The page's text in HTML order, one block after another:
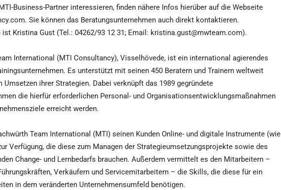
Business-Partner interessieren, finden nähere Infos hierüber auf die Webseite
Sie können das Beratungsunternehmen auch direkt kontaktieren.
Kristina Gust (Tel.: 04262/93 12 31; Email: kristina.gust@mwteam.com).
International (MTI Consultancy), Visselhövede, ist ein international agierendes
Es unterstützt mit seinen 450 Beratern und Trainern weltweit
Umsetzen ihrer Strategien. Dabei verknüpft das 1989 gegründete
die hierfür erforderlichen Personal- und Organisationsentwicklungsmaßnahmen
erreicht werden.
Team International (MTI) seinen Kunden Online- und digitale Instrumente (wie
Verfügung, die diese zum Managen der Strategieumsetzungsprojekte sowie des
Change- und Lernbedarfs brauchen. Außerdem vermittelt es den Mitarbeitern –
Verkäufern und Servicemitarbeitern – die Skills, die diese für ein
in dem veränderten Unternehmensumfeld benötigen.